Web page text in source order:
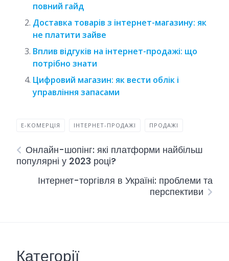
повний гайд
Доставка товарів з інтернет-магазину: як
не платити зайве
Вплив відгуків на інтернет-продажі: що
потрібно знати
Цифровий магазин: як вести облік і
управління запасами
Е-КОМЕРЦІЯ ІНТЕРНЕТ-ПРОДАЖІ ПРОДАЖІ
Онлайн-шопінг: які платформи найбільш
популярні у 2023 році?
Інтернет-торгівля в Україні: проблеми та
перспективи
Категорії